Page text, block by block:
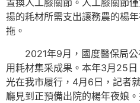
置換人工膝關節。人工膝關節
揚的耗材所需支出讓務農的楊
拖。
2021年9月，國度醫保局
用耗材集采成果。本年3月25
光在我市履行，4月6日，記者
廳見到正預備出院的楊年夜娘